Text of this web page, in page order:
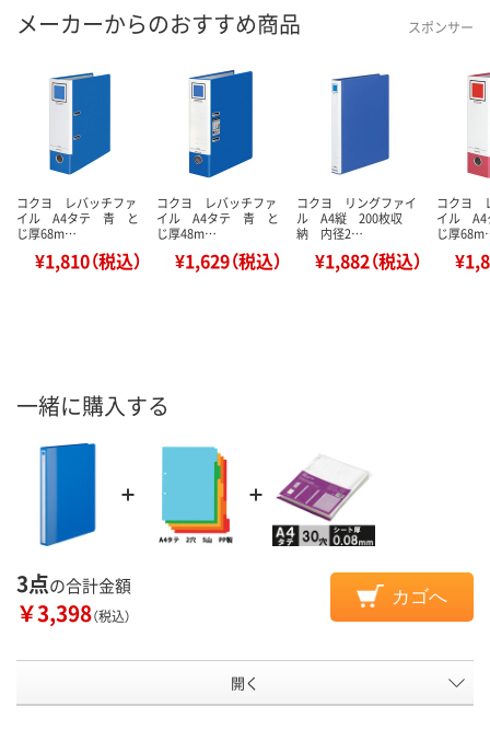
メーカーからのおすすめ商品 スポンサー
コクヨ レバッチファ
イル A4タテ 青 と
じ厚68m…
¥1,810（税込）
コクヨ レバッチファ
イル A4タテ 青 と
じ厚48m…
¥1,629（税込）
コクヨ リングファイ
ル A4縦 200枚収
納 内径2…
¥1,882（税込）
コクヨ
イル
じ厚
一緒に購入する
3点の合計金額
￥3,398（税込）
カゴへ
開く